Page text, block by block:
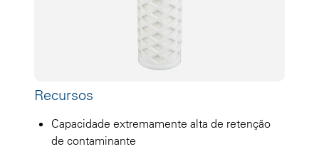
Recursos
Capacidade extremamente alta de retenção
de contaminante